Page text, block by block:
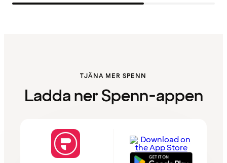
TJÄNA MER SPENN
Ladda ner Spenn-appen